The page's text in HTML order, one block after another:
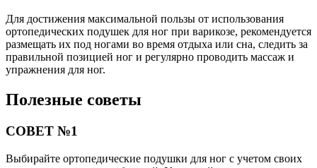
Для достижения максимальной пользы от использования
ортопедических подушек для ног при варикозе, рекомендуется
размещать их под ногами во время отдыха или сна, следить за
правильной позицией ног и регулярно проводить массаж и
упражнения для ног.
Полезные советы
СОВЕТ №1
Выбирайте ортопедические подушки для ног с учетом своих